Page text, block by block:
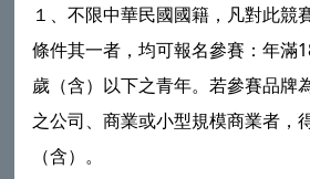
１、不限中華民國國籍，凡對此競
條件其一者，均可報名參賽：年滿
歲（含）以下之青年。若參賽品牌
之公司、商業或小型規模商業者，
（含）。